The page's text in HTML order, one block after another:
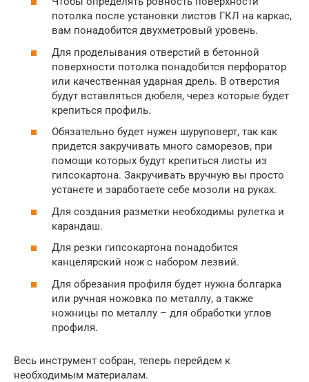
потолка после установки листов ГКЛ на каркас,
вам понадобится двухметровый уровень.
Для проделывания отверстий в бетонной
поверхности потолка понадобится перфоратор
или качественная ударная дрель. В отверстия
будут вставляться дюбеля, через которые будет
крепиться профиль.
Обязательно будет нужен шуруповерт, так как
придется закручивать много саморезов, при
помощи которых будут крепиться листы из
гипсокартона. Закручивать вручную вы просто
устанете и заработаете себе мозоли на руках.
Для создания разметки необходимы рулетка и
карандаш.
Для резки гипсокартона понадобится
канцелярский нож с набором лезвий.
Для обрезания профиля будет нужна болгарка
или ручная ножовка по металлу, а также
ножницы по металлу – для обработки углов
профиля.
Весь инструмент собран, теперь перейдем к
необходимым материалам.